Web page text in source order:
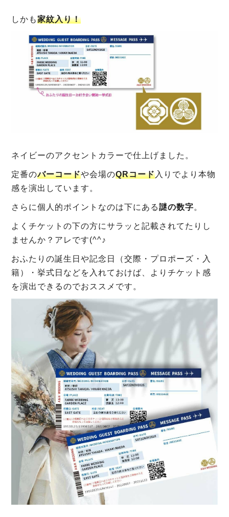
しかも家紋入り！
ネイビーのアクセントカラーで仕上げました。
定番のバーコードや会場のQRコード入りでより本物
感を演出しています。
さらに個人的ポイントなのは下にある謎の数字。
よくチケットの下の方にサラッと記載されてたりし
ませんか？アレです(^^♪
おふたりの誕生日や記念日（交際・プロポーズ・入
籍）・挙式日などを入れておけば、よりチケット感
を演出できるのでおススメです。